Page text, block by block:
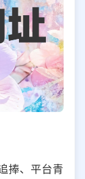
捧、平台青